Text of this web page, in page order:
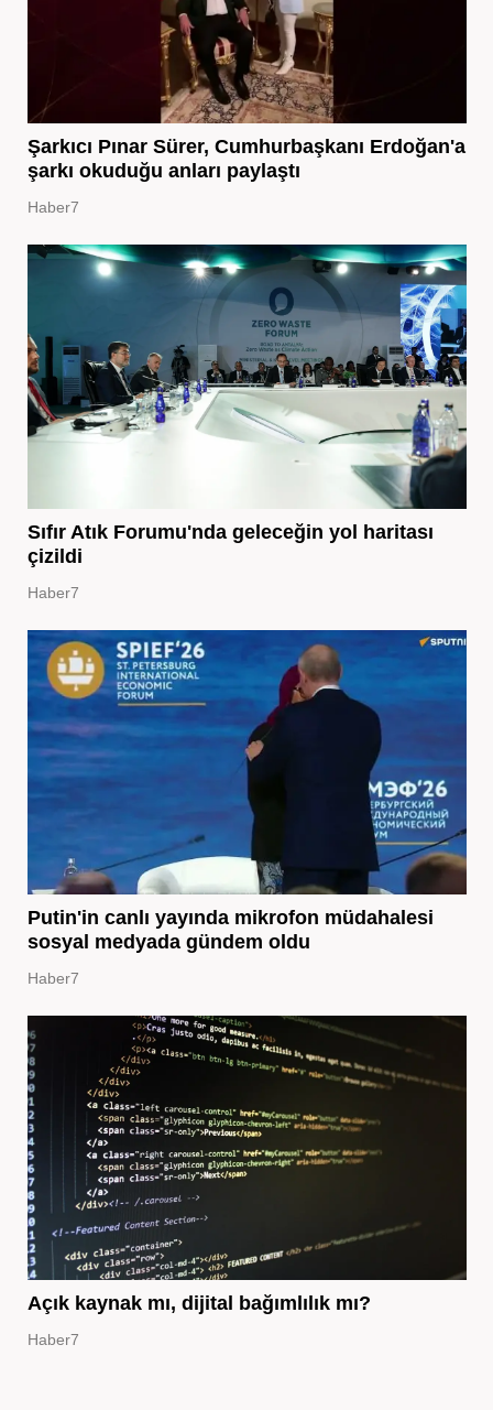
Şarkıcı Pınar Sürer, Cumhurbaşkanı Erdoğan'a
şarkı okuduğu anları paylaştı
Haber7
Sıfır Atık Forumu'nda geleceğin yol haritası
çizildi
Haber7
Putin'in canlı yayında mikrofon müdahalesi
sosyal medyada gündem oldu
Haber7
Açık kaynak mı, dijital bağımlılık mı?
Haber7